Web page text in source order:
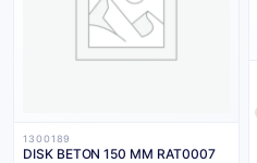
1300189
DISK BETON 150 MM RAT0007